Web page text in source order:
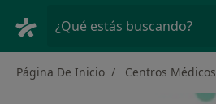
¿Qué estás buscando?
Página De Inicio Centros Médicos